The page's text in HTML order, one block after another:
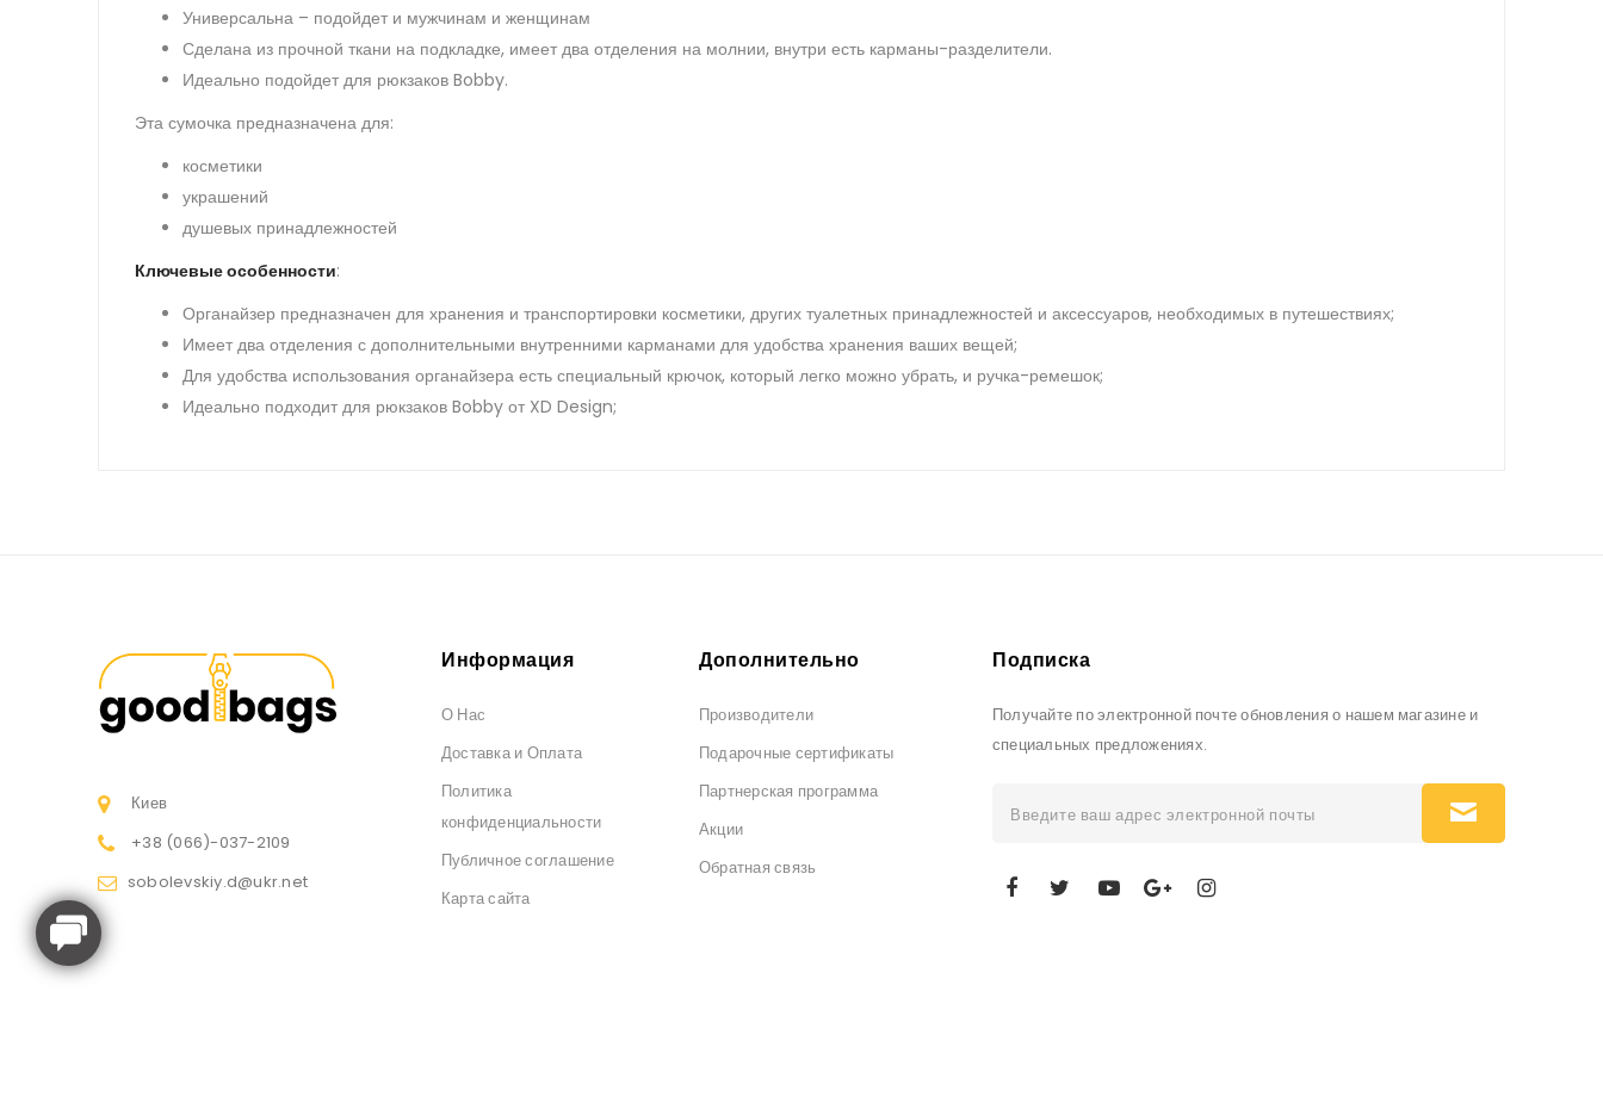
Универсальна – подойдет и мужчинам и женщинам
Сделана из прочной ткани на подкладке, имеет два отделения на молнии, внутри есть карманы-разделители.
Идеально подойдет для рюкзаков Bobby.
Эта сумочка предназначена для:
косметики
украшений
душевых принадлежностей
Ключевые особенности:
Органайзер предназначен для хранения и транспортировки косметики, других туалетных принадлежностей и аксессуаров, необходимых в путешествиях;
Имеет два отделения с дополнительными внутренними карманами для удобства хранения ваших вещей;
Для удобства использования органайзера есть специальный крючок, который легко можно убрать, и ручка-ремешок;
Идеально подходит для рюкзаков Bobby от XD Design;
Киев
+38 (066)-037-2109
sobolevskiy.d@ukr.net
Информация
О Нас
Доставка и Оплата
Политика
конфиденциальности
Публичное соглашение
Карта сайта
Дополнительно
Производители
Подарочные сертификаты
Партнерская программа
Акции
Обратная связь
Подписка
Получайте по электронной почте обновления о нашем магазине и
специальных предложениях.